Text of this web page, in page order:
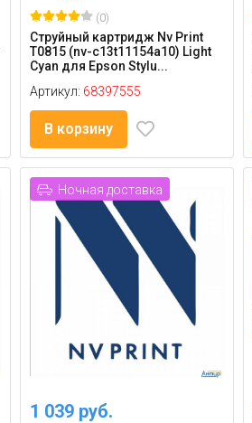
(0)
Струйный картридж Nv Print
T0815 (nv-c13t11154a10) Light
Cyan для Epson Stylu...
Артикул: 68397555
В корзину
Ночная доставка
1 039 руб.